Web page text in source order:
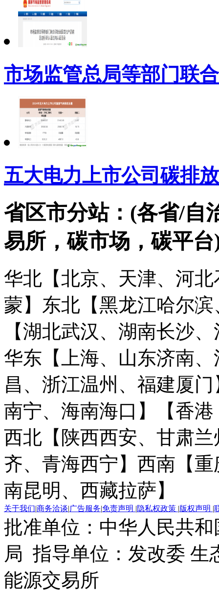
市场监管总局等部门联
五大电力上市公司碳排
省区市分站：(各省/自
易所，碳市场，碳平台
华北【北京、天津、河
蒙】 东北【黑龙江哈尔
【湖北武汉、湖南长沙
华东【上海、山东济南
昌、浙江温州、福建厦门
南宁、海南海口】
【香
西北【陕西西安、甘肃
齐、青海西宁】 西南【
南昆明、西藏拉萨】
关于我们|商务洽谈|广告服务|免责声明 |隐私权政策 |版权声明 |
批准单位：中华人民共
局 指导单位：发改委 生
能源交易所